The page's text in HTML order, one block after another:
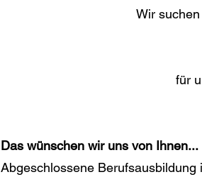
Wir
für
Das wünschen wir uns von Ihnen...
Abgeschlossene Berufsausbildung